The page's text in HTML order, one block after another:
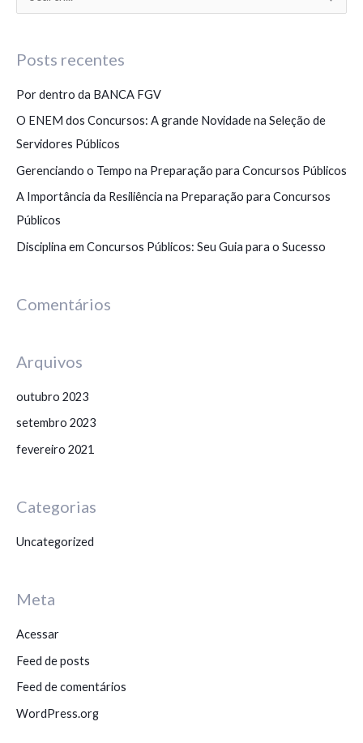
u
i
s
a
Posts recentes
Por dentro da BANCA FGV
O ENEM dos Concursos: A grande Novidade na Seleção de
Servidores Públicos
Gerenciando o Tempo na Preparação para Concursos Públicos
A Importância da Resiliência na Preparação para Concursos
Públicos
Disciplina em Concursos Públicos: Seu Guia para o Sucesso
Comentários
Arquivos
outubro 2023
setembro 2023
fevereiro 2021
Categorias
Uncategorized
Meta
Acessar
Feed de posts
Feed de comentários
WordPress.org